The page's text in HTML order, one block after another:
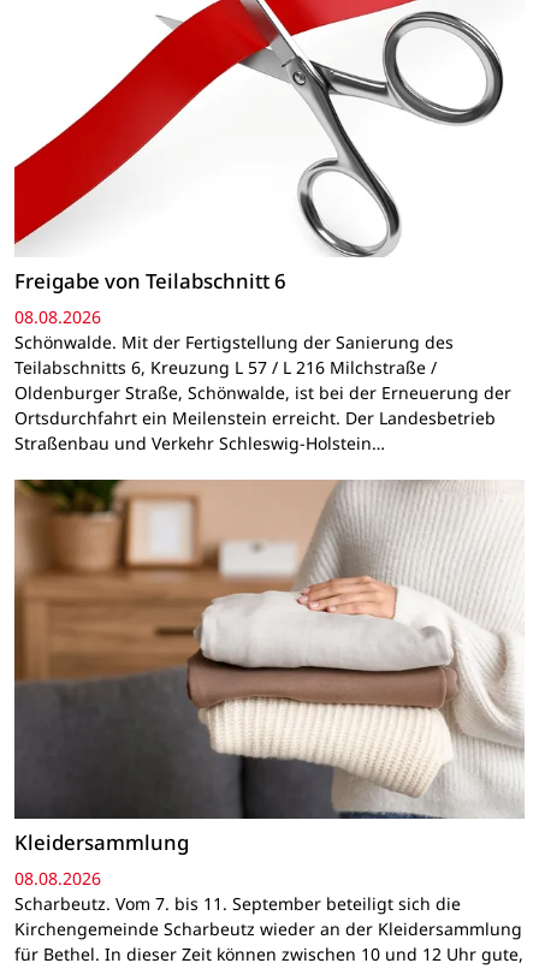
Freigabe von Teilabschnitt 6
08.08.2026
Schönwalde. Mit der Fertigstellung der Sanierung des
Teilabschnitts 6, Kreuzung L 57 / L 216 Milchstraße /
Oldenburger Straße, Schönwalde, ist bei der Erneuerung der
Ortsdurchfahrt ein Meilenstein erreicht. Der Landesbetrieb
Straßenbau und Verkehr Schleswig-Holstein…
Kleidersammlung
08.08.2026
Scharbeutz. Vom 7. bis 11. September beteiligt sich die
Kirchengemeinde Scharbeutz wieder an der Kleidersammlung
für Bethel. In dieser Zeit können zwischen 10 und 12 Uhr gute,